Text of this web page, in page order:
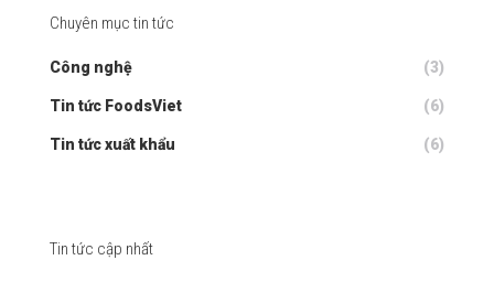
Chuyên mục tin tức
Công nghệ (3)
Tin tức FoodsViet (6)
Tin tức xuất khẩu (6)
Tin tức cập nhất